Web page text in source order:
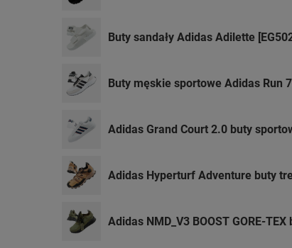
Buty sandały Adidas Adilette
Buty męskie sportowe Adidas Run
Adidas Grand Court 2.0 buty
Adidas Hyperturf Adventure buty
Adidas NMD_V3 BOOST GORE-